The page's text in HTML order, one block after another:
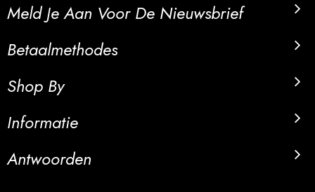
Meld Je Aan Voor De Nieuwsbrief
Betaalmethodes
Shop By
Informatie
Antwoorden